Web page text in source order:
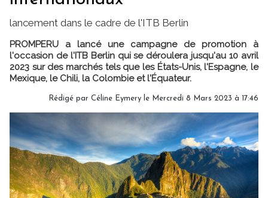
lancement dans le cadre de l'ITB Berlin
PROMPERU a lancé une campagne de promotion à
l'occasion de l'ITB Berlin qui se déroulera jusqu'au 10 avril
2023 sur des marchés tels que les États-Unis, l'Espagne, le
Mexique, le Chili, la Colombie et l'Équateur.
Rédigé par Céline Eymery le Mercredi 8 Mars 2023 à 17:46